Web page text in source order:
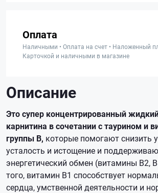
Оплата
Наличными • Оплата на счет • Наложенный
Карточкой и наличными в магазине
Описание
Это супер концентрированный
карнитина в сочетании с таурином и
группы B, которые помогают снизить
усталость и истощение и
энергетический обмен (витамины B2,
того, витамин B1 способствует
сердца, умственной деятельности и